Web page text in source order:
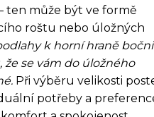
ten může být ve formě
roštu nebo úložných
k horní hraně
že se vám do úložného
Při výběru velikosti
potřeby a